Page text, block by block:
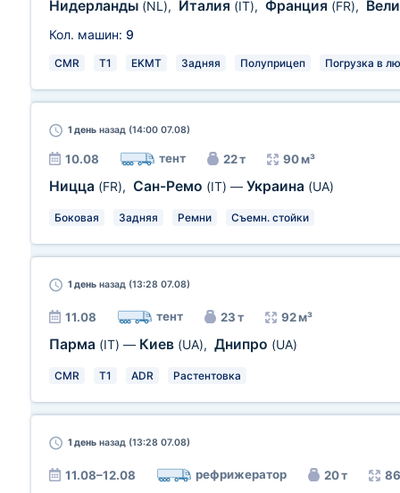
Нидерланды (NL), Италия (IT), Франция (FR),
Кол. машин: 9
CMR T1 EKMT Задняя Полуприцеп Погрузка в
1 день назад (14:00 07.08)
10.08 тент 22 т 90 м³
Ницца (FR), Сан-Ремо (IT) — Украина (UA)
Боковая Задняя Ремни Съемн. стойки
1 день назад (13:28 07.08)
11.08 тент 23 т 92 м³
Парма (IT) — Киев (UA), Днипро (UA)
CMR T1 ADR Растентовка
1 день назад (13:28 07.08)
11.08–12.08 рефрижератор 20 т